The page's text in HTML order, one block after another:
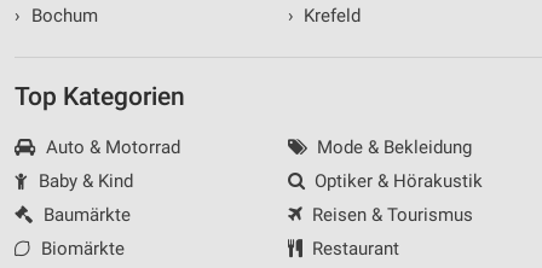
›
Bochum
› Krefeld
Top Kategorien
Auto & Motorrad
Baby & Kind
Baumärkte
Biomärkte
Mode & Bekleidung
Optiker & Hörakustik
Reisen & Tourismus
Restaurant